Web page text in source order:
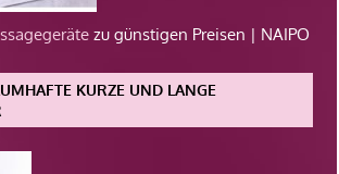
zu günstigen Preisen | NAIPO
KURZE UND LANGE